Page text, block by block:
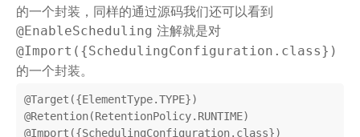
的一个封装，同样的通过源码我们还可以看到
@EnableScheduling 注解就是对
@Import({SchedulingConfiguration.class})
的一个封装。
@Target
@Retention
@Import ({SchedulingConfiguration. class})